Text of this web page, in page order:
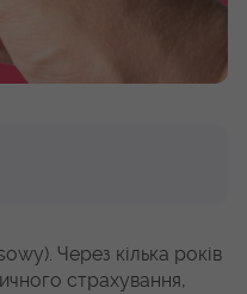
Через кілька років
страхування,